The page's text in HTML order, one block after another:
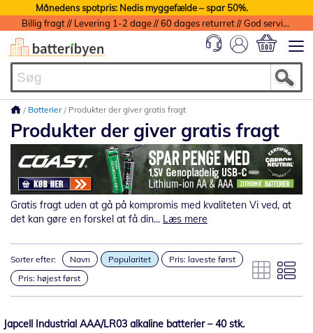
Månedens spotpris: Nedis myggefælde – spar 50%.
Billig fragt // Levering 1-2 dage // 60 dages returret // God service med garanti
Batterier Produkter der giver gratis fragt
Produkter der giver gratis fragt
Gratis fragt uden at gå på kompromis med kvaliteten Vi ved, at
det kan gøre en forskel at få din... Læs mere
Sorter efter: Navn Popularitet
Pris: laveste først
Pris: højest først
Japcell Industrial AAA/LR03 alkaline batterier – 40 stk.